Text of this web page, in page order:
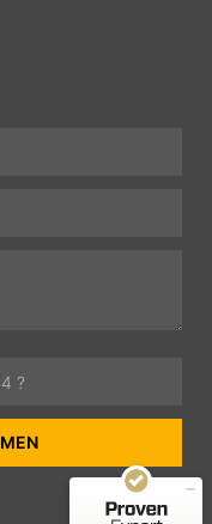
99%
ProvenExpert.com